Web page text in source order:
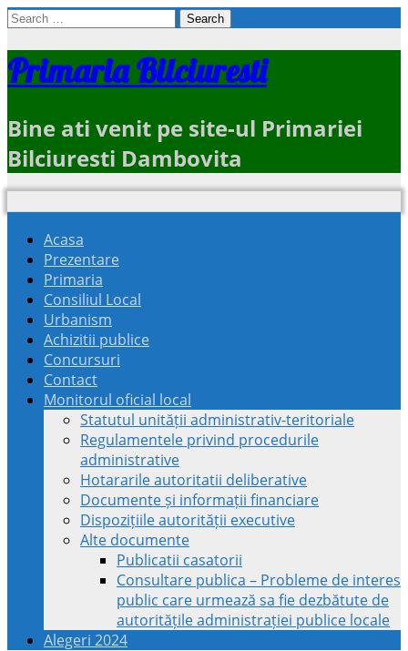
Search
Primaria Bilciuresti
Bine ati venit pe site-ul Primariei
Bilciuresti Dambovita
Acasa
Prezentare
Primaria
Consiliul Local
Urbanism
Achizitii publice
Concursuri
Contact
Monitorul oficial local
Statutul unității administrativ-teritoriale
Regulamentele privind procedurile
administrative
Hotararile autoritatii deliberative
Documente și informații financiare
Dispozițiile autorității executive
Alte documente
Publicatii casatorii
Consultare publica – Probleme de interes
public care urmează sa fie dezbătute de
autoritățile administrației publice locale
Alegeri 2024